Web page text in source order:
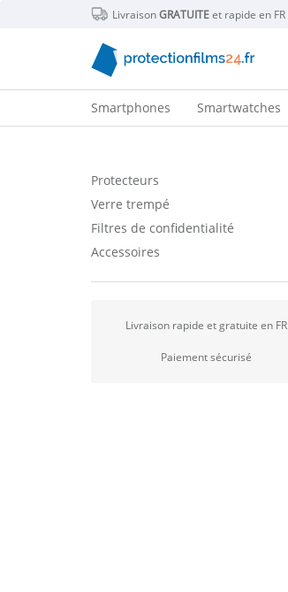
LivraisonGRATUITEet rapide en FR
Smartphones Smartwatches
Protecteurs
Verre trempé
Filtres de confidentialité
Accessoires
Livraison rapide et gratuite en FR
Paiement sécurisé